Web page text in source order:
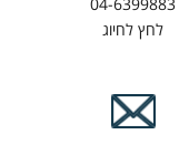
לחץ לחיוג